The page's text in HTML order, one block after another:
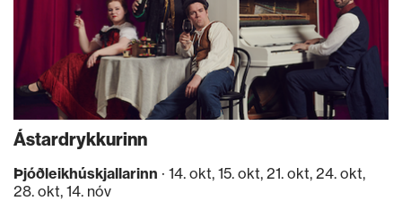
Ástardrykkurinn
Þjóðleikhúskjallarinn · 14. okt, 15. okt, 21. okt, 24. okt,
28. okt, 14. nóv